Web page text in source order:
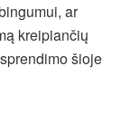
ar
kreipiančių
šioje